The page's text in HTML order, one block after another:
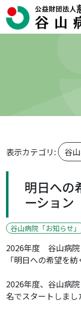
表示カテゴリ: 谷
明日への
ーション
谷山病院「お知らせ」
2026年度 谷山病
「明日への希望を
2026年度、谷山病
名でスタートしまし